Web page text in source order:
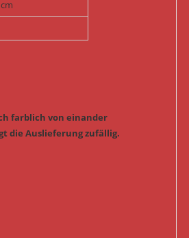
farblich von einander
die Auslieferung zufällig.